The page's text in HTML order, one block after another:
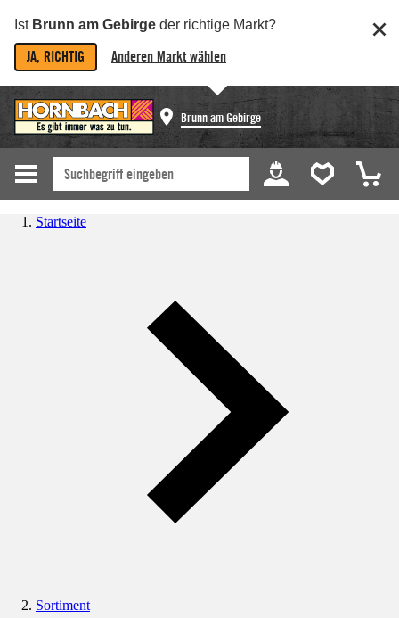
Ist Brunn am Gebirge der richtige Markt?
JA, RICHTIG Anderen Markt wählen
Brunn am Gebirge
Startseite
Sortiment